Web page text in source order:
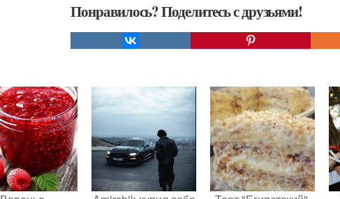
Понравилось? Поделитесь с друзьями!